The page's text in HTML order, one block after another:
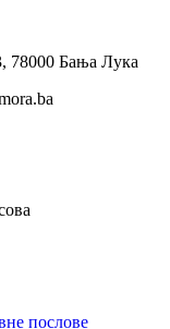
78000 Бања Лука
послове